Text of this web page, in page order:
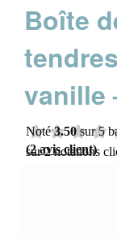
Boîte
vanille
Noté3.50 sur 5
sur2notations
(2avis client)